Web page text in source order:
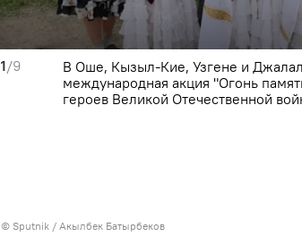
1/9
© Sputnik / Акылбек Батырбеков
В Оше, Кызыл-Кие, Узгене и
международная акция "Огонь
героев Великой Отечественной